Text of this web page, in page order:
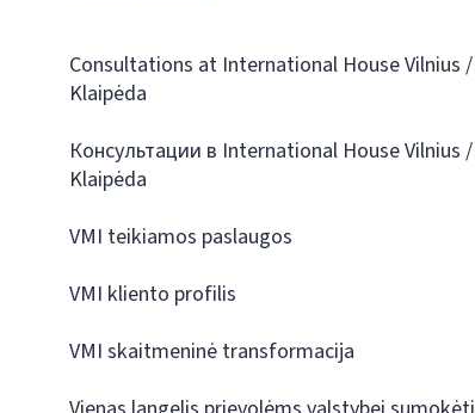
Consultations at International House Vilnius /
Klaipėda
Консультации в International House Vilnius /
Klaipėda
VMI teikiamos paslaugos
VMI kliento profilis
VMI skaitmeninė transformacija